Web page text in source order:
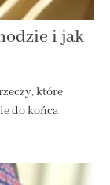
i jak
które
do końca